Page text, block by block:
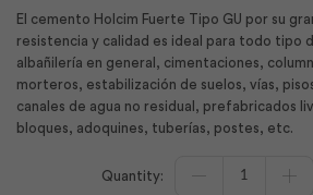
El cemento Holcim Fuerte Tipo GU por su
resistencia y calidad es ideal para todo tipo
albañilería en general, cimentaciones,
morteros, estabilización de suelos, vías,
canales de agua no residual, prefabricados
bloques, adoquines, tuberías, postes, etc.